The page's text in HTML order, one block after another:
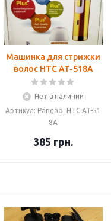
Машинка для стрижки
волос HTC AT-518A
Нет в наличии
Артикул: Pangao_HTC AT-51
8A
385 грн.